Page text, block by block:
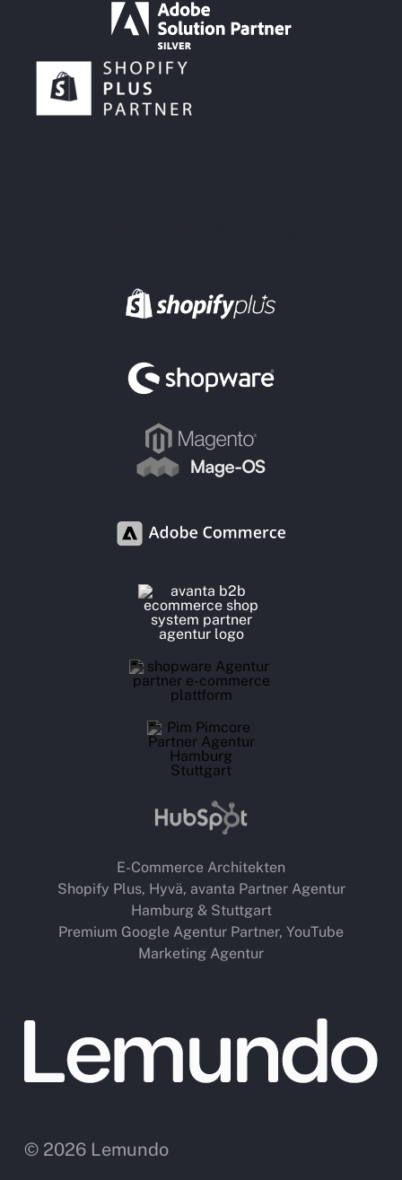
E-Commerce Architekten
Shopify Plus, Hyvä, avanta Partner Agentur
Hamburg & Stuttgart
Premium Google Agentur Partner, YouTube
Marketing Agentur
© 2026 Lemundo